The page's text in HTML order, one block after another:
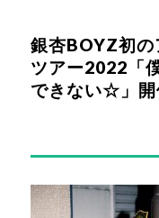
銀杏BOYZ初
ツアー2022「
できない☆」開